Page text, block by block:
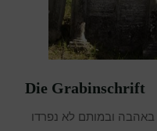
Die Grabinschrift
באהבה ובמותם לא נפרדו